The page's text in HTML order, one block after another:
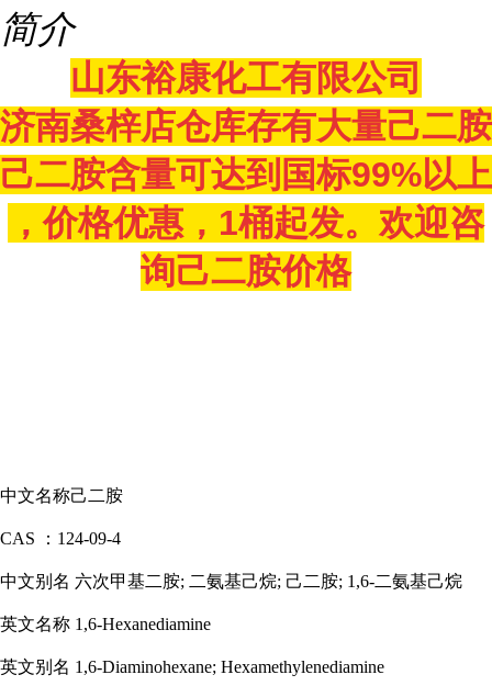
简介
山东裕康化工有限公司
济南桑梓店仓库存有大量己二胺
己二胺含量可达到国标99%以上
，价格优惠，1桶起发。欢迎咨
询己二胺价格
中文名称己二胺
CAS ：124-09-4
中文别名 六次甲基二胺; 二氨基己烷; 己二胺; 1,6-二氨基己烷
英文名称 1,6-Hexanediamine
英文别名 1,6-Diaminohexane; Hexamethylenediamine